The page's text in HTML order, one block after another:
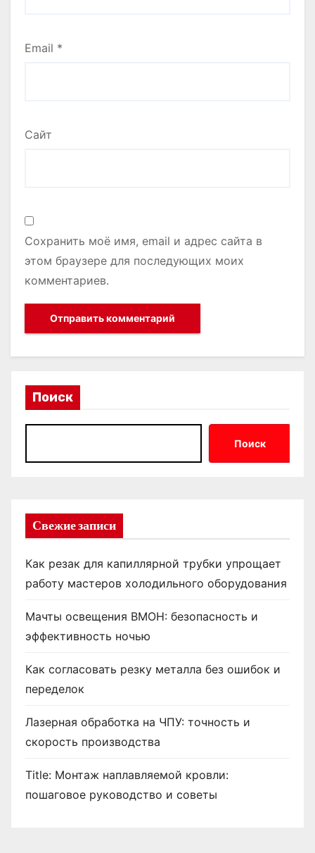
Email *
Сайт
Сохранить моё имя, email и адрес сайта в
этом браузере для последующих моих
комментариев.
Поиск
Поиск
Свежие записи
Как резак для капиллярной трубки упрощает
работу мастеров холодильного оборудования
Мачты освещения ВМОН: безопасность и
эффективность ночью
Как согласовать резку металла без ошибок и
переделок
Лазерная обработка на ЧПУ: точность и
скорость производства
Title: Монтаж наплавляемой кровли:
пошаговое руководство и советы